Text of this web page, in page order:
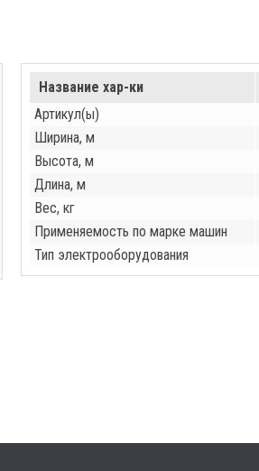
Название хар-ки
Артикул(ы)
Ширина, м
Высота, м
Длина, м
Вес, кг
Применяемость по марке машин
Тип электрооборудования